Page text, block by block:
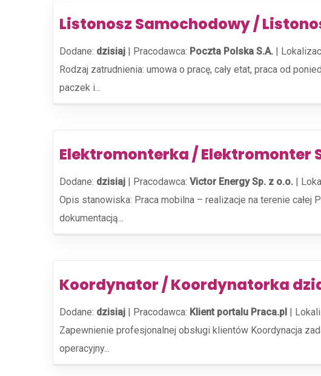
Listonosz Samochodowy /
Dodane: dzisiaj | Pracodawca: Poczta Polska S.A. |
Rodzaj zatrudnienia: umowa o pracę, cały etat, praca od
paczek i...
Elektromonterka / Elektromonter
Dodane: dzisiaj | Pracodawca: Victor Energy Sp. z o.o. |
Opis stanowiska: Praca mobilna – realizacje na terenie
dokumentacją...
Koordynator / Koordynatorka
Dodane: dzisiaj | Pracodawca: Klient portalu Praca.pl |
Zapewnienie profesjonalnej obsługi klientów Koordynacja
operacyjny...